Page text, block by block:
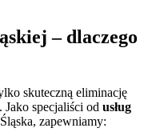
– dlaczego
skuteczną eliminację
specjaliści od usług
zapewniamy: